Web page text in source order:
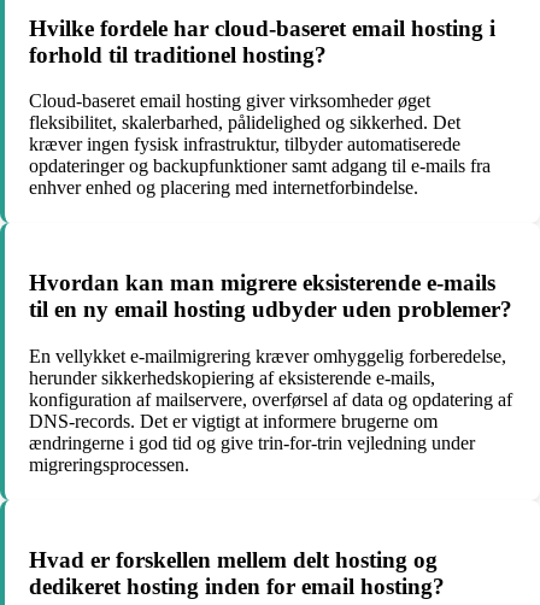
Hvilke fordele har cloud-baseret email hosting i
forhold til traditionel hosting?
Cloud-baseret email hosting giver virksomheder øget
fleksibilitet, skalerbarhed, pålidelighed og sikkerhed. Det
kræver ingen fysisk infrastruktur, tilbyder automatiserede
opdateringer og backupfunktioner samt adgang til e-mails fra
enhver enhed og placering med internetforbindelse.
Hvordan kan man migrere eksisterende e-mails
til en ny email hosting udbyder uden problemer?
En vellykket e-mailmigrering kræver omhyggelig forberedelse,
herunder sikkerhedskopiering af eksisterende e-mails,
konfiguration af mailservere, overførsel af data og opdatering af
DNS-records. Det er vigtigt at informere brugerne om
ændringerne i god tid og give trin-for-trin vejledning under
migreringsprocessen.
Hvad er forskellen mellem delt hosting og
dedikeret hosting inden for email hosting?